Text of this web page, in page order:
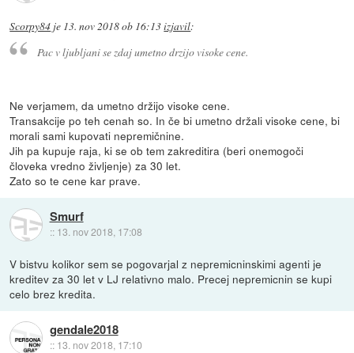
Scorpy84 je 13. nov 2018 ob 16:13izjavil:
Pac v ljubljani se zdaj umetno drzijo visoke cene.
Ne verjamem, da umetno držijo visoke cene.
Transakcije po teh cenah so. In če bi umetno držali visoke cene, bi
morali sami kupovati nepremičnine.
Jih pa kupuje raja, ki se ob tem zakreditira (beri onemogoči
človeka vredno življenje) za 30 let.
Zato so te cene kar prave.
Smurf
:: 13. nov 2018, 17:08
V bistvu kolikor sem se pogovarjal z nepremicninskimi agenti je
kreditev za 30 let v LJ relativno malo. Precej nepremicnin se kupi
celo brez kredita.
gendale2018
:: 13. nov 2018, 17:10